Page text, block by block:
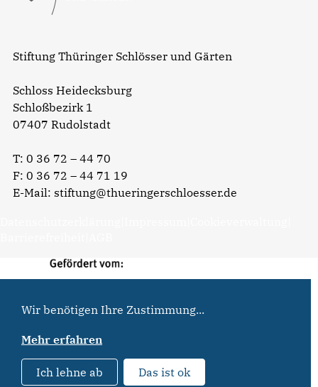
Stiftung Thüringer Schlösser und Gärten
Schloss Heidecksburg
Schloßbezirk 1
07407 Rudolstadt
T: 0 36 72 – 44 70
F: 0 36 72 – 44 71 19
E-Mail: stiftung@thueringerschloesser.de
Wir benötigen Ihre Zustimmung...
Mehr erfahren
Ich lehne ab Das ist ok